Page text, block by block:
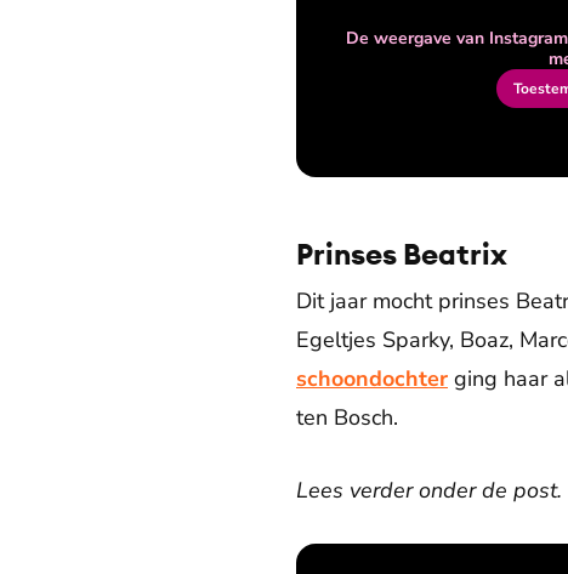
De weergave van
Prinses Beatrix
Dit jaar mocht prinses
Egeltjes Sparky, Boaz,
schoondochter ging haar
ten Bosch.
Lees verder onder de post.